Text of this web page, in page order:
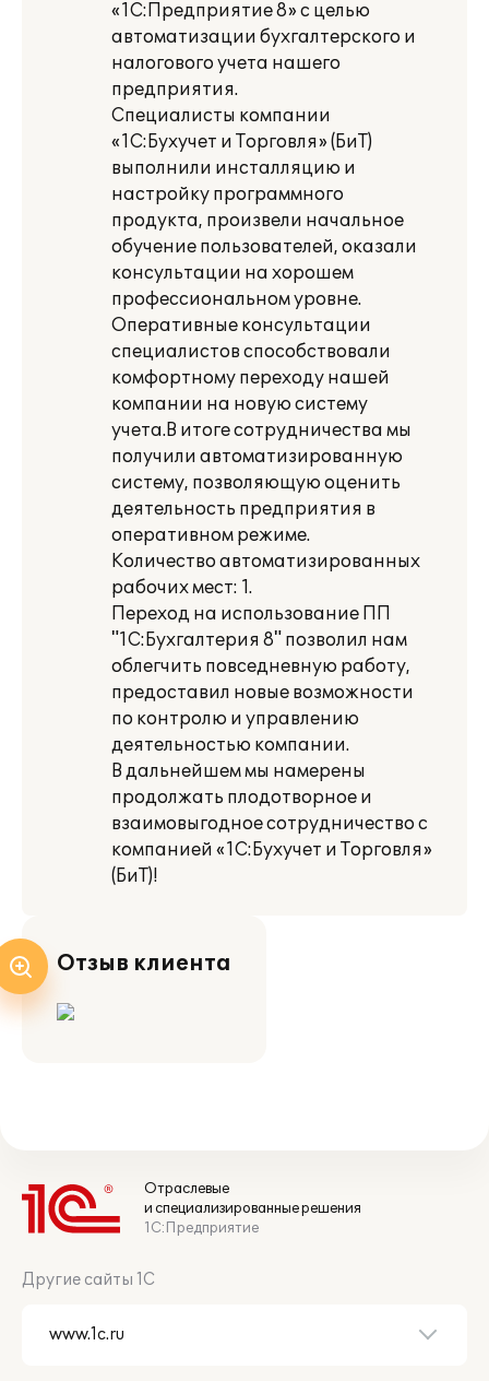
«1С:Предприятие 8» с целью
автоматизации бухгалтерского и
налогового учета нашего
предприятия.
Специалисты компании
«1С:Бухучет и Торговля» (БиТ)
выполнили инсталляцию и
настройку программного
продукта, произвели начальное
обучение пользователей, оказали
консультации на хорошем
профессиональном уровне.
Оперативные консультации
специалистов способствовали
комфортному переходу нашей
компании на новую систему
учета.В итоге сотрудничества мы
получили автоматизированную
систему, позволяющую оценить
деятельность предприятия в
оперативном режиме.
Количество автоматизированных
рабочих мест: 1.
Переход на использование ПП
"1С:Бухгалтерия 8" позволил нам
облегчить повседневную работу,
предоставил новые возможности
по контролю и управлению
деятельностью компании.
В дальнейшем мы намерены
продолжать плодотворное и
взаимовыгодное сотрудничество с
компанией «1С:Бухучет и Торговля»
(БиТ)!
Отзыв клиента
Отраслевые
и специализированные решения
1С:Предприятие
Другие сайты 1С